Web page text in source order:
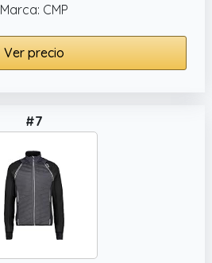
Marca: CMP
Ver precio
#7